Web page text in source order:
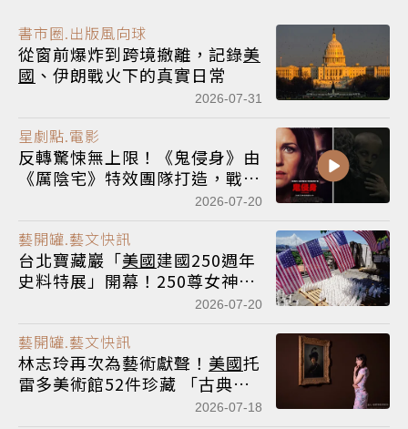
書市圈.出版風向球
從窗前爆炸到跨境撤離，記錄美
國 、伊朗戰火下的真實日常
2026-07-31
星劇點.電影
反轉驚悚無上限！《鬼侵身》由
《厲陰宅》特效團隊打造，戰慄
2026-07-20
藝開罐.藝文快訊
台北寶藏巖「美國建國250週年
史料特展」開幕！250尊女神陣
2026-07-20
藝開罐.藝文快訊
林志玲再次為藝術獻聲！ 美國托
雷多美術館52件珍藏 「古典光
影大師：林布蘭到哥雅」在富邦
2026-07-18